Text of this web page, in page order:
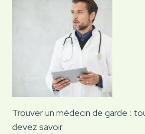
Trouver un médecin de garde :
devez savoir